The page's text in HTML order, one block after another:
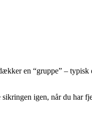
en “gruppe” –
igen, når du har